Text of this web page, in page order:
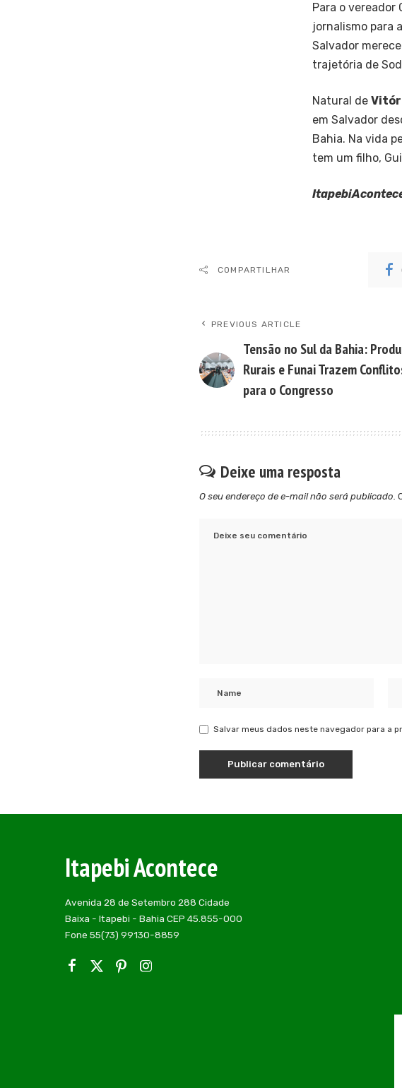
Para o
jornalismo para
Salvador
trajetória de
Natural de
em Salvador
Bahia. Na vida
tem um filho,
COMPARTILHAR
PREVIOUS ARTICLE
Tensão no Sul da Bahia:
Rurais e Funai Trazem
para o Congresso
Deixe uma resposta
O seu endereço de e-mail não será publicado.
Salvar meus dados neste navegador para a
Itapebi Acontece
Avenida 28 de Setembro 288 Cidade
Baixa - Itapebi - Bahia CEP 45.855-000
Fone 55(73) 99130-8859